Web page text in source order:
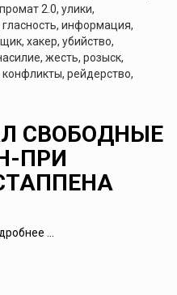
2.0, улики,
информация,
хакер, убийство,
жесть, розыск,
рейдерство,
СВОБОДНЫЕ
ПРИ
...